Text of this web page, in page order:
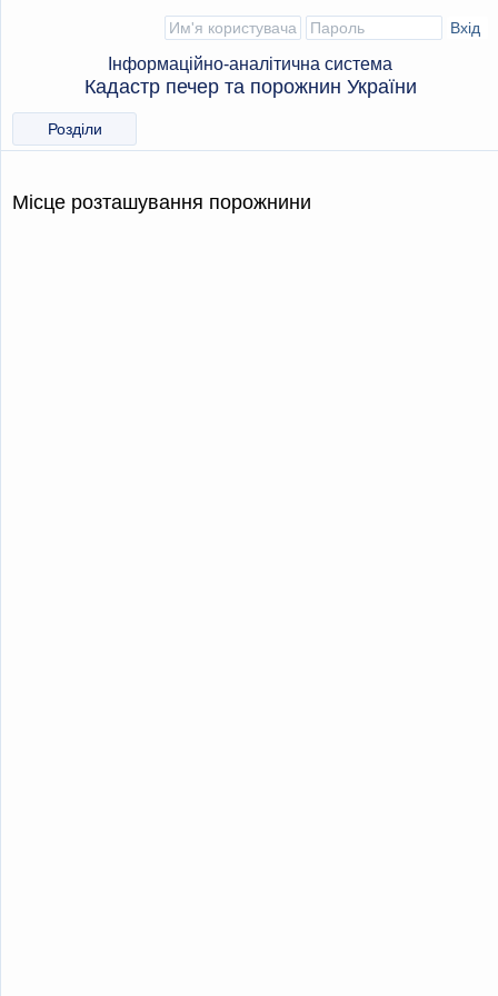
Інформаційно-аналітична система
Кадастр печер та порожнин України
Розділи
Місце розташування порожнини